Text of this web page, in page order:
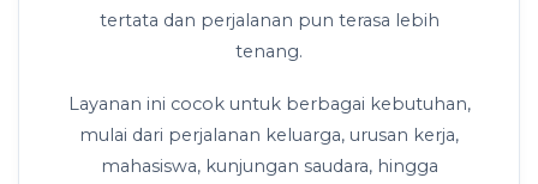
tertata dan perjalanan pun terasa lebih
tenang.
Layanan ini cocok untuk berbagai kebutuhan,
mulai dari perjalanan keluarga, urusan kerja,
mahasiswa, kunjungan saudara, hingga